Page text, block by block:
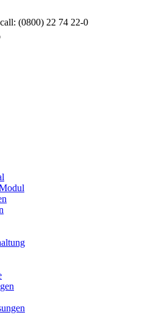
(0800) 22 74 22-0